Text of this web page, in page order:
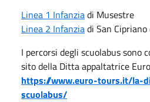
Linea 1 Infanziadi Musestre
Linea 2 Infanziadi San
I percorsi degli scuolabus sono
sito della Ditta appaltatrice
https://www.euro-tours.it/la-
scuolabus/